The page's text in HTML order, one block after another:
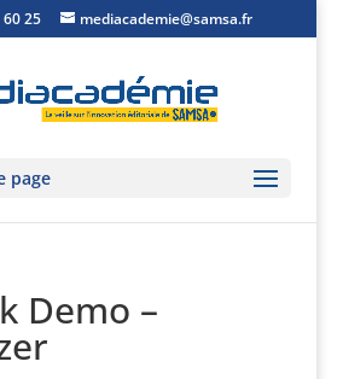
60 25 mediacademie@samsa.fr
page
Demo –